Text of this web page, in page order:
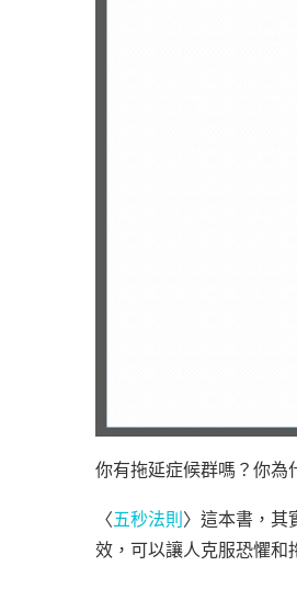
你有拖延症候群嗎？你為
〈五秒法則〉這本書，其
效，可以讓人克服恐懼和